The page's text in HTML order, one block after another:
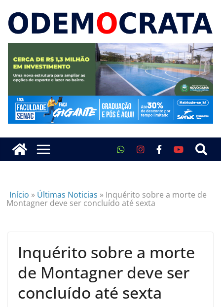
Início » Últimas Noticias » Inquérito sobre a morte de
Montagner deve ser concluído até sexta
Inquérito sobre a morte
de Montagner deve ser
concluído até sexta